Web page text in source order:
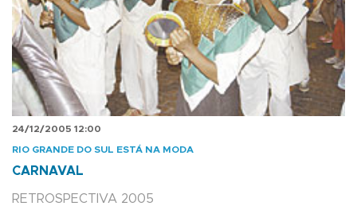
24/12/2005 12:00
RIO GRANDE DO SUL ESTÁ NA MODA
CARNAVAL
RETROSPECTIVA 2005